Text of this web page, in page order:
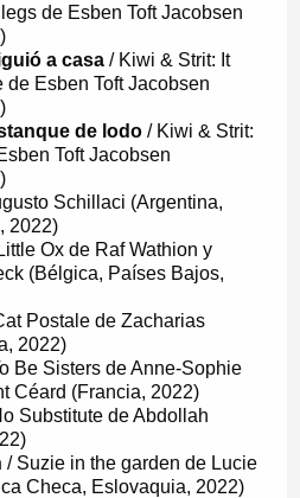
de Esben Toft Jacobsen
a casa/ Kiwi & Strit: It
Esben Toft Jacobsen
de lodo/ Kiwi & Strit:
Toft Jacobsen
Schillaci (Argentina,
2022)
Ox de Raf Wathion y
(Bélgica, Países Bajos,
Postale de Zacharias
2022)
Be Sisters de Anne-Sophie
Céard (Francia, 2022)
Substitute de Abdollah
/ Suzie in the garden de Lucie
Checa, Eslovaquia, 2022)